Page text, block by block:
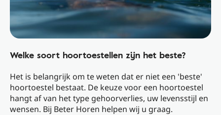
Welke soort hoortoestellen zijn het beste?
Het is belangrijk om te weten dat er niet een 'beste'
hoortoestel bestaat. De keuze voor een hoortoestel
hangt af van het type gehoorverlies, uw levensstijl en
wensen. Bij Beter Horen helpen wij u graag.